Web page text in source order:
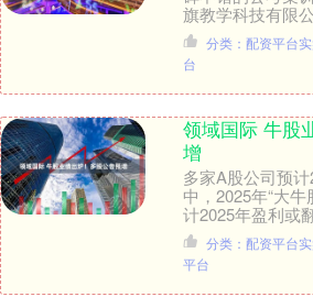
旗教学科技有限
是这样一家能为
服务的集训营。
分类：配资平台
台
领域国际 牛股
增
多家A股公司预
中，2025年“大
计2025年盈利或
翻倍的神工股份
分类：配资平台
平台